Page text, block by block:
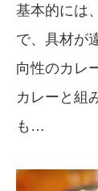
基本的には
で、具材が
向性のカレ
カレーと組
も…